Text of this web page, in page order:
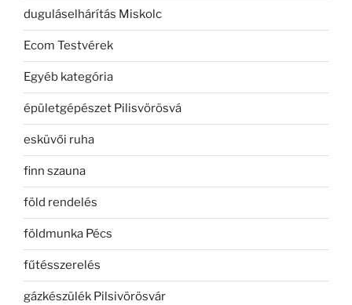
duguláselhárítás Miskolc
Ecom Testvérek
Egyéb kategória
épületgépészet Pilisvörösvá
esküvői ruha
finn szauna
föld rendelés
földmunka Pécs
fűtésszerelés
gázkészülék Pilsivörösvár